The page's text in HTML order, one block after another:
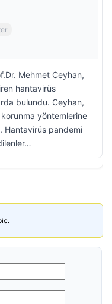
Mehmet Ceyhan,
hantavirüs
bulundu. Ceyhan,
yöntemlerine
Hantavirüs pandemi